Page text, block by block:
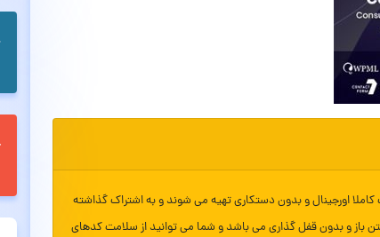
اورجینال و بدون دستکاری تهیه می شوند و به اشتراک گذاشته
باز و بدون قفل گذاری می باشد و شما می توانید از سلامت کدهای